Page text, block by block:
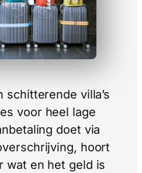
schitterende villa’s
voor heel lage
doet via
hoort
wat en het geld is